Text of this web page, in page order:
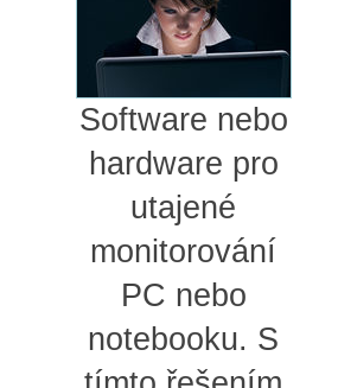
Software nebo
hardware pro
utajené
monitorování
PC nebo
notebooku. S